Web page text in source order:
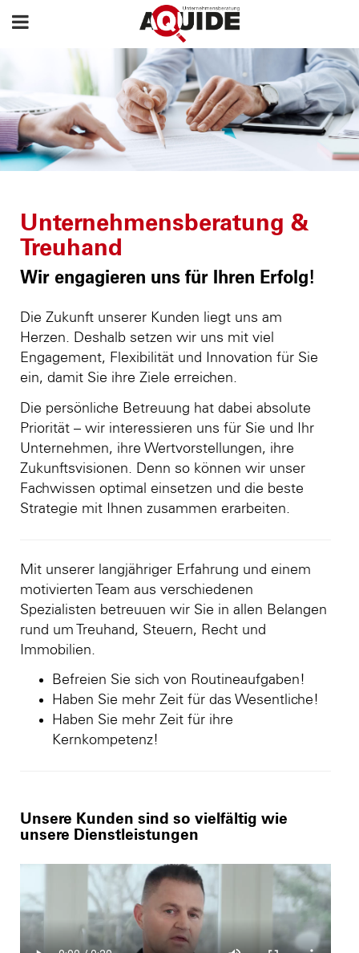
Unternehmensberatung &
Treuhand
Wir engagieren uns für Ihren Erfolg!
Die Zukunft unserer Kunden liegt uns am
Herzen. Deshalb setzen wir uns mit viel
Engagement, Flexibilität und Innovation für Sie
ein, damit Sie ihre Ziele erreichen.
Die persönliche Betreuung hat dabei absolute
Priorität – wir interessieren uns für Sie und Ihr
Unternehmen, ihre Wertvorstellungen, ihre
Zukunftsvisionen. Denn so können wir unser
Fachwissen optimal einsetzen und die beste
Strategie mit Ihnen zusammen erarbeiten.
Mit unserer langjähriger Erfahrung und einem
motivierten Team aus verschiedenen
Spezialisten betreuuen wir Sie in allen Belangen
rund um Treuhand, Steuern, Recht und
Immobilien.
Befreien Sie sich von Routineaufgaben!
Haben Sie mehr Zeit für das Wesentliche!
Haben Sie mehr Zeit für ihre
Kernkompetenz!
Unsere Kunden sind so vielfältig wie
unsere Dienstleistungen